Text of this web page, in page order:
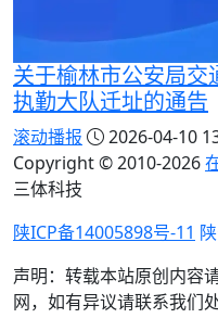
关于榆林市公安局交
执勤大队迁址的通告
滚动播报
2026-04-10
Copyright © 2010-2026
三体科技
陕ICP备14005898号-11
声明：转载本站原创内容
网，如有异议请联系我们处